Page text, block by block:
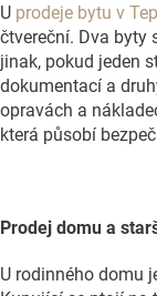
U prodeje bytu v
čtvereční. Dva byty
jinak, pokud jeden
dokumentací a
opravách a
která působí
Prodej domu a
U rodinného domu